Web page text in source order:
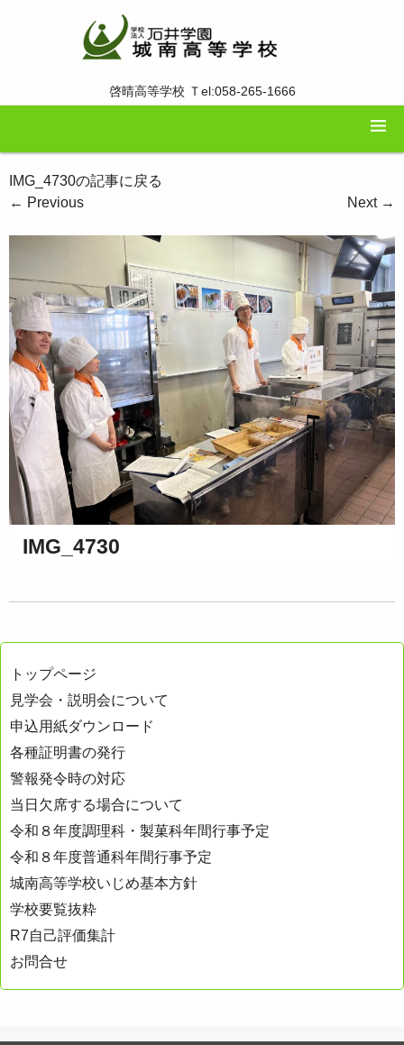
啓晴高等学校 Ｔel:058-265-1666
IMG_4730の記事に戻る
← Previous Next →
IMG_4730
トップページ
見学会・説明会について
申込用紙ダウンロード
各種証明書の発行
警報発令時の対応
当日欠席する場合について
令和８年度調理科・製菓科年間行事予定
令和８年度普通科年間行事予定
城南高等学校いじめ基本方針
学校要覧抜粋
R7自己評価集計
お問合せ